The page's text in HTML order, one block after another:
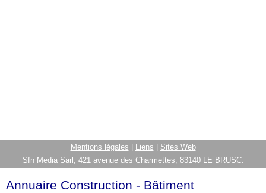
Mentions légales Liens
Sites Web
Sfn Media Sarl, 421 avenue des Charmettes, 83140 LE BRUSC.
Annuaire Construction - Bâtiment